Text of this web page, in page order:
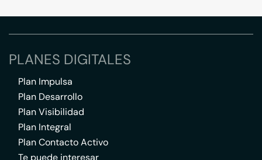
PLANES DIGITALES
Plan Impulsa
Plan Desarrollo
Plan Visibilidad
Plan Integral
Plan Contacto Activo
Te puede interesar